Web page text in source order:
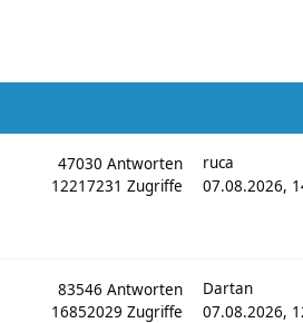
47030Antworten
12217231Zugriffe
ruca
07.08.2026,
83546Antworten
16852029Zugriffe
Dartan
07.08.2026,